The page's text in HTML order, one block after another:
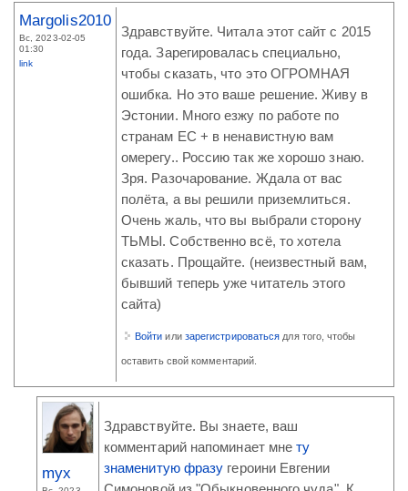
Margolis2010
Вс, 2023-02-05
01:30
link
Здравствуйте. Читала этот сайт с 2015
года. Зарегировалась специально,
чтобы сказать, что это ОГРОМНАЯ
ошибка. Но это ваше решение. Живу в
Эстонии. Много езжу по работе по
странам ЕС + в ненавистную вам
омерегу.. Россию так же хорошо знаю.
Зря. Разочарование. Ждала от вас
полёта, а вы решили приземлиться.
Очень жаль, что вы выбрали сторону
ТЬМЫ. Собственно всё, то хотела
сказать. Прощайте. (неизвестный вам,
бывший теперь уже читатель этого
сайта)
Войти или зарегистрироваться для того, чтобы
оставить свой комментарий.
myx
Здравствуйте. Вы знаете, ваш
комментарий напоминает мнету
знаменитую фразу героини Евгении